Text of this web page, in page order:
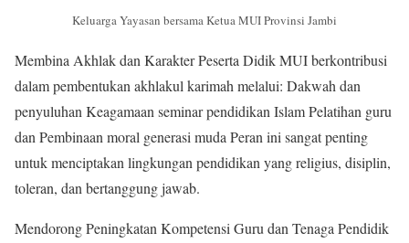
Keluarga Yayasan bersama Ketua MUI Provinsi Jambi
Membina Akhlak dan Karakter Peserta Didik MUI berkontribusi
dalam pembentukan akhlakul karimah melalui: Dakwah dan
penyuluhan Keagamaan seminar pendidikan Islam Pelatihan guru
dan Pembinaan moral generasi muda Peran ini sangat penting
untuk menciptakan lingkungan pendidikan yang religius, disiplin,
toleran, dan bertanggung jawab.
Mendorong Peningkatan Kompetensi Guru dan Tenaga Pendidik